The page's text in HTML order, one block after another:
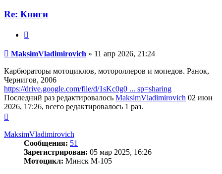
Re: Книги
Сообщение
MaksimVladimirovich » 11 апр 2026, 21:24
Карбюраторы мотоциклов, мотороллеров и мопедов. Ранок,
Чернигов, 2006
https://drive.google.com/file/d/1sKc0g0 ... sp=sharing
Последний раз редактировалось MaksimVladimirovich 02 июн
2026, 17:26, всего редактировалось 1 раз.
началу
MaksimVladimirovich
Сообщения: 51
Зарегистрирован: 05 мар 2025, 16:26
Мотоцикл: Минск М-105